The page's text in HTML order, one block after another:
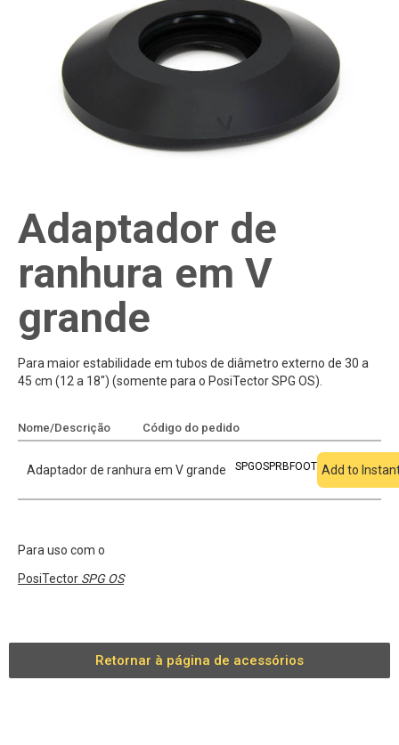
Adaptador de
ranhura em V
grande
Para maior estabilidade em tubos de diâmetro externo de 30 a
45 cm (12 a 18") (somente para o PosiTector SPG OS).
Nome/Descrição Código do pedido
Adaptador de ranhura em V grande SPGOSPRBFOOT Add to
Para uso com o
PosiTector SPG OS
Retornar à página de acessórios